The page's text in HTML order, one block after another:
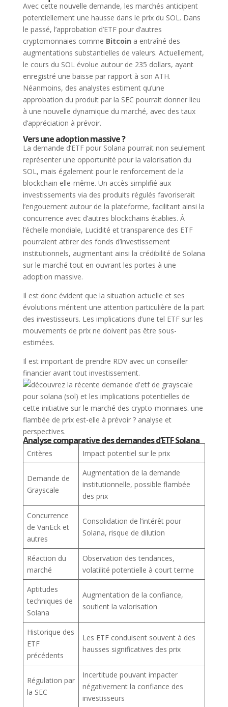
Avec cette nouvelle demande, les marchés anticipent
potentiellement une hausse dans le prix du SOL. Dans
le passé, l’approbation d’ETF pour d’autres
cryptomonnaies comme Bitcoin a entraîné des
augmentations substantielles de valeurs. Actuellement,
le cours du SOL évolue autour de 235 dollars, ayant
enregistré une baisse par rapport à son ATH.
Néanmoins, des analystes estiment qu’une
approbation du produit par la SEC pourrait donner lieu
à une nouvelle dynamique du marché, avec des taux
d’appréciation à prévoir.
Vers une adoption massive ?
La demande d’ETF pour Solana pourrait non seulement
représenter une opportunité pour la valorisation du
SOL, mais également pour le renforcement de la
blockchain elle-même. Un accès simplifié aux
investissements via des produits régulés favoriserait
l’engouement autour de la plateforme, facilitant ainsi la
concurrence avec d’autres blockchains établies. À
l’échelle mondiale, Lucidité et transparence des ETF
pourraient attirer des fonds d’investissement
institutionnels, augmentant ainsi la crédibilité de Solana
sur le marché tout en ouvrant les portes à une
adoption massive.
Il est donc évident que la situation actuelle et ses
évolutions méritent une attention particulière de la part
des investisseurs. Les implications d’une tel ETF sur les
mouvements de prix ne doivent pas être sous-
estimées.
Il est important de prendre RDV avec un conseiller
financier avant tout investissement.
Analyse comparative des demandes d’ETF Solana
Critères Impact potentiel sur le prix
Demande de
Grayscale
Augmentation de la demande
institutionnelle, possible flambée
des prix
Concurrence
de VanEck et
autres
Consolidation de l’intérêt pour
Solana, risque de dilution
Réaction du
marché
Observation des tendances,
volatilité potentielle à court terme
Aptitudes
techniques de
Solana
Augmentation de la confiance,
soutient la valorisation
Historique des
ETF
précédents
Les ETF conduisent souvent à des
hausses significatives des prix
Régulation par
la SEC
Incertitude pouvant impacter
négativement la confiance des
investisseurs